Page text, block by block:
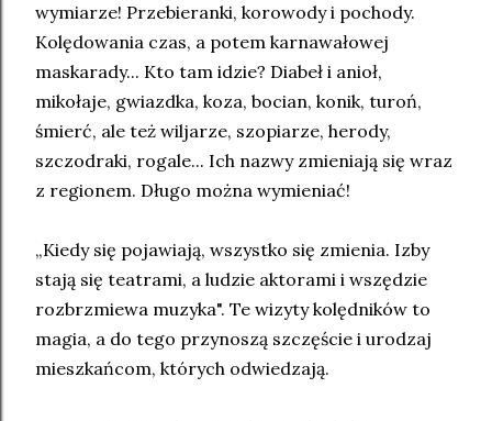
wymiarze! Przebieranki, korowody i pochody.
Kolędowania czas, a potem karnawałowej
maskarady... Kto tam idzie? Diabeł i anioł,
mikołaje, gwiazdka, koza, bocian, konik, turoń,
śmierć, ale też wiljarze, szopiarze, herody,
szczodraki, rogale... Ich nazwy zmieniają się wraz
z regionem. Długo można wymieniać!
„Kiedy się pojawiają, wszystko się zmienia. Izby
stają się teatrami, a ludzie aktorami i wszędzie
rozbrzmiewa muzyka". Te wizyty kolędników to
magia, a do tego przynoszą szczęście i urodzaj
mieszkańcom, których odwiedzają.